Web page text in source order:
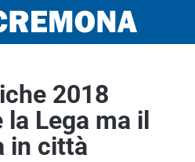
2018
la Lega ma il
in città